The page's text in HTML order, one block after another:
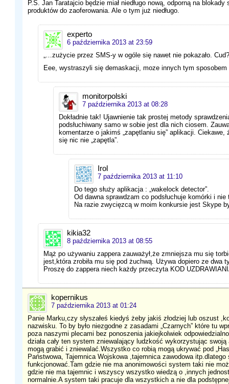
P.S. Jan Taratajcio będzie miał niedługo nową, odporną na
produktów do zaoferowania. Ale o tym już niedługo.
experto
6 października 2013 at 23:59
„…zużycie przez SMS-y w ogóle się nawet nie pokazało.
Eee, wystraszyli się demaskacji, moze innych tym sposobem
monitorpolski
7 października 2013 at 08:28
Dokładnie tak! Ujawnienie tak prostej metody
podsłuchiwany samo w sobie jest dla nich ciosem.
komentarze o jakimś „zapętlaniu się” aplikacji.
się nic nie „zapętla”.
Irol
7 października 2013 at 11:10
Do tego służy aplikacja : „wakelock detector”.
Od dawna sprawdzam co podsłuchuje komórki i nie
Na razie zwycięzcą w moim konkursie jest Skype
kikia32
8 października 2013 at 08:55
Mąż po używaniu zappera zauważył,że zmniejsza mu się
jest,która zrobiła mu się pod żuchwą. Używa dopiero ze dwa
Proszę do zappera niech każdy przeczyta KOD
kopernikus
7 października 2013 at 01:24
Panie Marku,czy słyszałeś kiedyś żeby jakiś złodziej lub oszust
nazwisku. To by było niezgodne z zasadami „Czarnych” które tu
poza naszymi plecami bez ponoszenia jakiejkolwiek
działa cały ten system zniewalający ludzkość wykorzystując
mogą grabić i zniewalać.Wszystko co robią mogą ukrywać pod
Państwowa, Tajemnica Wojskowa ,tajemnica zawodowa
funkcjonować.Tam gdzie nie ma anonimowości system taki nie
gdzie nie ma tajemnic i wszyscy wszystko wiedzą o ,innych
normalnie.A system taki pracuje dla wszystkich a nie dla